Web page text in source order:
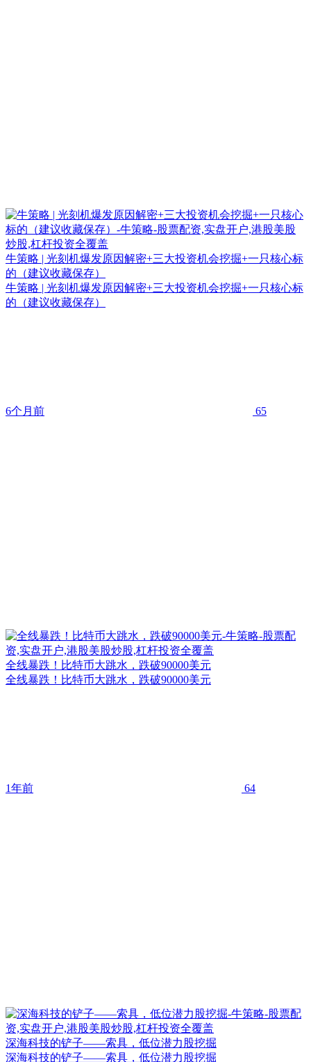
牛策略 | 光刻机爆发原因解密+三大投资机会挖掘+一只核心标
的（建议收藏保存）
牛策略 | 光刻机爆发原因解密+三大投资机会挖掘+一只核心标
的（建议收藏保存）
6个月前 65
全线暴跌！比特币大跳水，跌破90000美元
全线暴跌！比特币大跳水，跌破90000美元
1年前 64
深海科技的铲子——索具，低位潜力股挖掘
深海科技的铲子——索具，低位潜力股挖掘